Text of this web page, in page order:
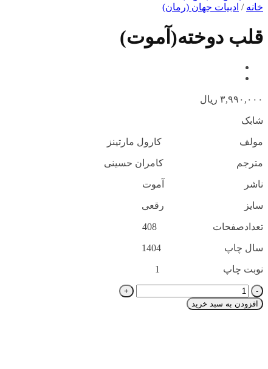
خانه / ادبيات جهان (رمان)
قلب دوخته(آموت)
۳,۹۹۰,۰۰۰ ریال
شابک
مولف کارول مارتینز
مترجم کامران حسینی
ناشر آموت
سایز رقعی
تعدادصفحات 408
سال چاپ 1404
نوبت چاپ 1
قلب
دوخته(آموت)
عدد
افزودن به سبد خرید